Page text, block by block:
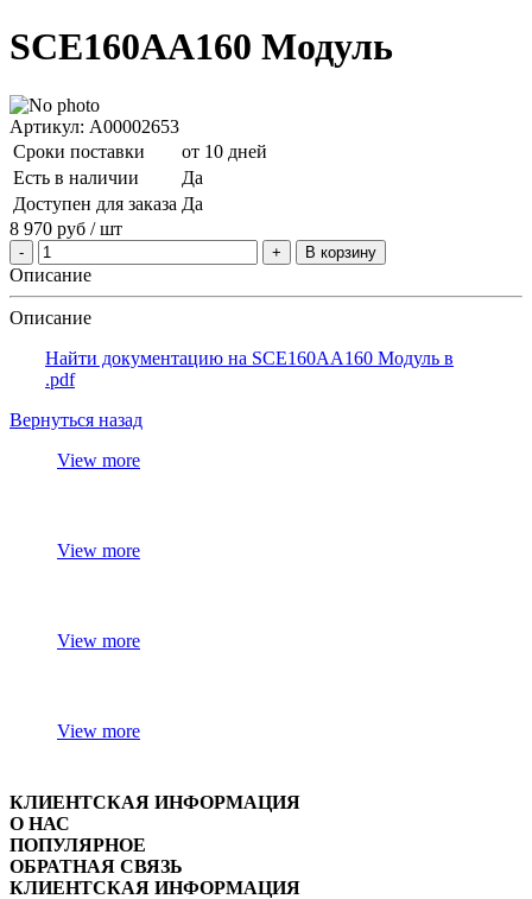
SCE160АА160 Модуль
Артикул: A00002653
Сроки поставки
от 10 дней
Есть в наличии
Да
Доступен для заказа Да
8 970 руб / шт
В корзину
Описание
Описание
Найти документацию на SCE160АА160 Модуль в
.pdf
Вернуться назад
View more
View more
View more
View more
КЛИЕНТСКАЯ ИНФОРМАЦИЯ
О НАС
ПОПУЛЯРНОЕ
ОБРАТНАЯ СВЯЗЬ
КЛИЕНТСКАЯ ИНФОРМАЦИЯ